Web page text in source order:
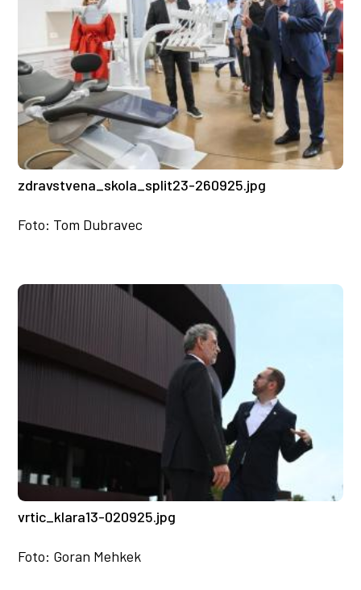
zdravstvena_skola_split23-260925.jpg
Foto: Tom Dubravec
vrtic_klara13-020925.jpg
Foto: Goran Mehkek